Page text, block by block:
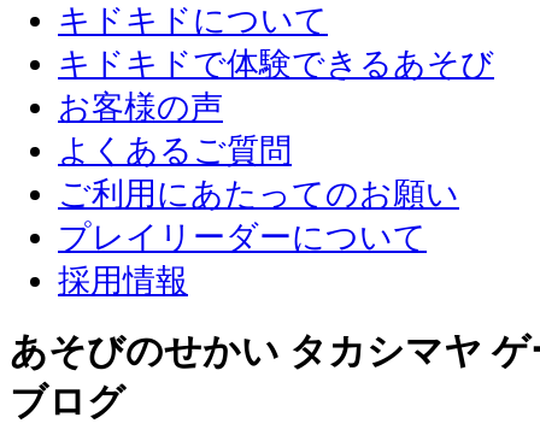
キドキドについて
キドキドで体験できるあそび
お客様の声
よくあるご質問
ご利用にあたってのお願い
プレイリーダーについて
採用情報
あそびのせかい タカシマヤ
ブログ